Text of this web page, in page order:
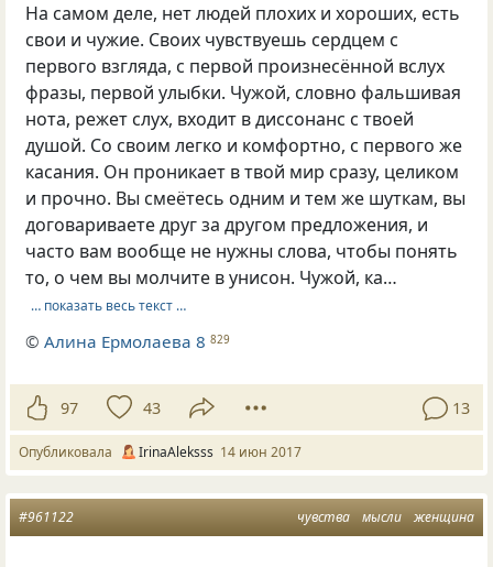
На самом деле, нет людей плохих и хороших, есть
свои и чужие. Своих чувствуешь сердцем с
первого взгляда, с первой произнесённой вслух
фразы, первой улыбки. Чужой, словно фальшивая
нота, режет слух, входит в диссонанс с твоей
душой. Со своим легко и комфортно, с первого же
касания. Он проникает в твой мир сразу, целиком
и прочно. Вы смеётесь одним и тем же шуткам, вы
договариваете друг за другом предложения, и
часто вам вообще не нужны слова, чтобы понять
то, о чем вы молчите в унисон. Чужой, ка…
… показать весь текст …
©Алина Ермолаева 8 829
97 43 13
Опубликовала IrinaAleksss 14 июн 2017
чувства мысли женщина
#961122